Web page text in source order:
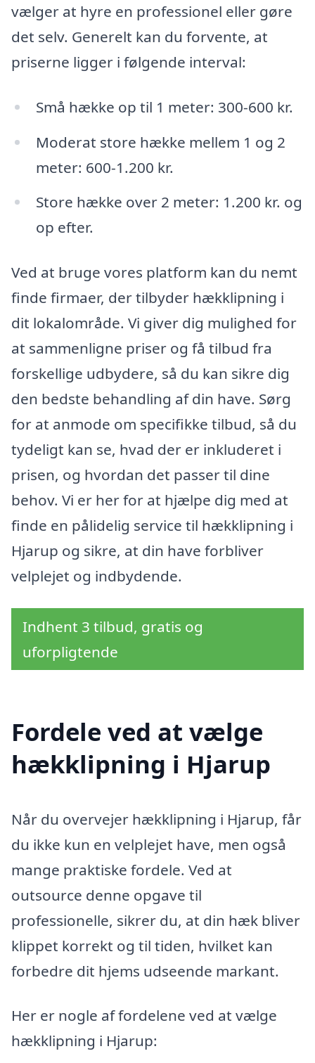
vælger at hyre en professionel eller gøre
det selv. Generelt kan du forvente, at
priserne ligger i følgende interval:
Små hække op til 1 meter: 300-600 kr.
Moderat store hække mellem 1 og 2
meter: 600-1.200 kr.
Store hække over 2 meter: 1.200 kr. og
op efter.
Ved at bruge vores platform kan du nemt
finde firmaer, der tilbyder hækklipning i
dit lokalområde. Vi giver dig mulighed for
at sammenligne priser og få tilbud fra
forskellige udbydere, så du kan sikre dig
den bedste behandling af din have. Sørg
for at anmode om specifikke tilbud, så du
tydeligt kan se, hvad der er inkluderet i
prisen, og hvordan det passer til dine
behov. Vi er her for at hjælpe dig med at
finde en pålidelig service til hækklipning i
Hjarup og sikre, at din have forbliver
velplejet og indbydende.
Indhent 3 tilbud, gratis og
uforpligtende
Fordele ved at vælge
hækklipning i Hjarup
Når du overvejer hækklipning i Hjarup, får
du ikke kun en velplejet have, men også
mange praktiske fordele. Ved at
outsource denne opgave til
professionelle, sikrer du, at din hæk bliver
klippet korrekt og til tiden, hvilket kan
forbedre dit hjems udseende markant.
Her er nogle af fordelene ved at vælge
hækklipning i Hjarup: